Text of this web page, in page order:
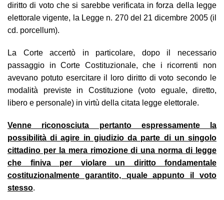
diritto di voto che si sarebbe verificata in forza della legge
elettorale vigente, la Legge n. 270 del 21 dicembre 2005 (il
cd. porcellum).
La Corte accertò in particolare, dopo il necessario
passaggio in Corte Costituzionale, che i ricorrenti non
avevano potuto esercitare il loro diritto di voto secondo le
modalità previste in Costituzione (voto eguale, diretto,
libero e personale) in virtù della citata legge elettorale.
Venne riconosciuta pertanto espressamente la
possibilità di agire in giudizio da parte di un singolo
cittadino per la mera rimozione di una norma di legge
che finiva per violare un diritto fondamentale
costituzionalmente garantito, quale appunto il voto
stesso.